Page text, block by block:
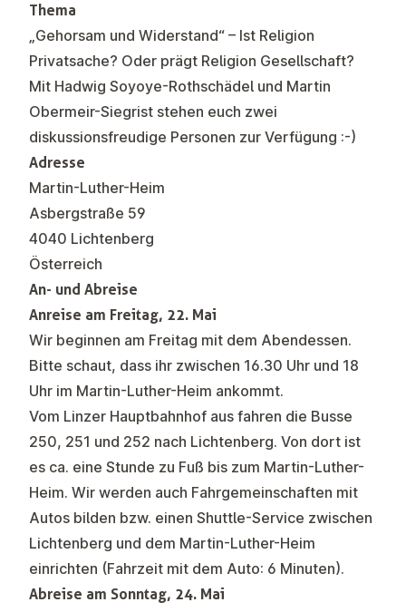
Thema
„Gehorsam und Widerstand“ – Ist Religion
Privatsache? Oder prägt Religion Gesellschaft?
Mit Hadwig Soyoye-Rothschädel und Martin
Obermeir-Siegrist stehen euch zwei
diskussionsfreudige Personen zur Verfügung :-)
Adresse
Martin-Luther-Heim
Asbergstraße 59
4040 Lichtenberg
Österreich
An- und Abreise
Anreise am Freitag, 22. Mai
Wir beginnen am Freitag mit dem Abendessen.
Bitte schaut, dass ihr zwischen 16.30 Uhr und 18
Uhr im Martin-Luther-Heim ankommt.
Vom Linzer Hauptbahnhof aus fahren die Busse
250, 251 und 252 nach Lichtenberg. Von dort ist
es ca. eine Stunde zu Fuß bis zum Martin-Luther-
Heim. Wir werden auch Fahrgemeinschaften mit
Autos bilden bzw. einen Shuttle-Service zwischen
Lichtenberg und dem Martin-Luther-Heim
einrichten (Fahrzeit mit dem Auto: 6 Minuten).
Abreise am Sonntag, 24. Mai